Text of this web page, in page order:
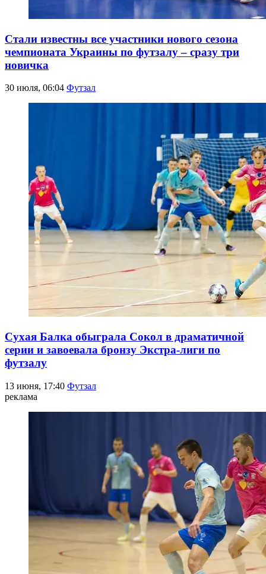
Стали известны все участники нового сезона
чемпионата Украины по футзалу – сразу три
новичка
30 июля, 06:04 Футзал
Сухая Балка обыграла Сокол в драматичной
серии и завоевала бронзу Экстра-лиги по
футзалу
13 июня, 17:40 Футзал
реклама